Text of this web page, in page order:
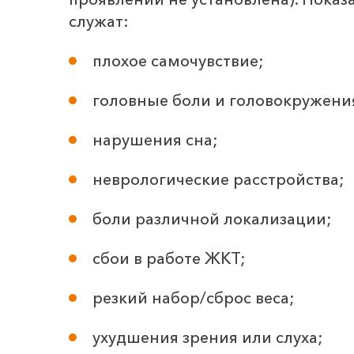
служат:
плохое самочувствие;
головные боли и
нарушения сна;
неврологические расстройства;
боли различной локализации;
сбои в работе ЖКТ;
резкий набор/сброс веса;
ухудшения зрения или слуха;